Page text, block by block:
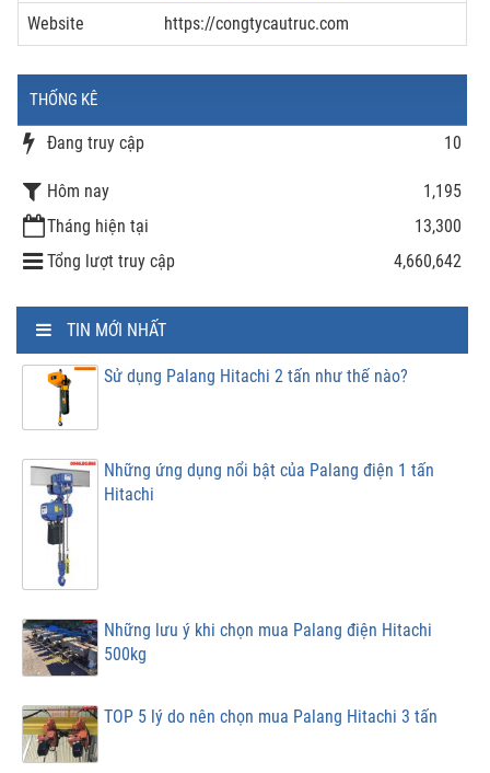
Website https://congtycautruc.com
THỐNG KÊ
Đang truy cập 10
Hôm nay
1,195
Tháng hiện tại
13,300
Tổng lượt truy cập
4,660,642
TIN MỚI NHẤT
Sử dụng Palang Hitachi 2 tấn như thế nào?
Những ứng dụng nổi bật của Palang điện 1 tấn
Hitachi
Những lưu ý khi chọn mua Palang điện Hitachi
500kg
TOP 5 lý do nên chọn mua Palang Hitachi 3 tấn